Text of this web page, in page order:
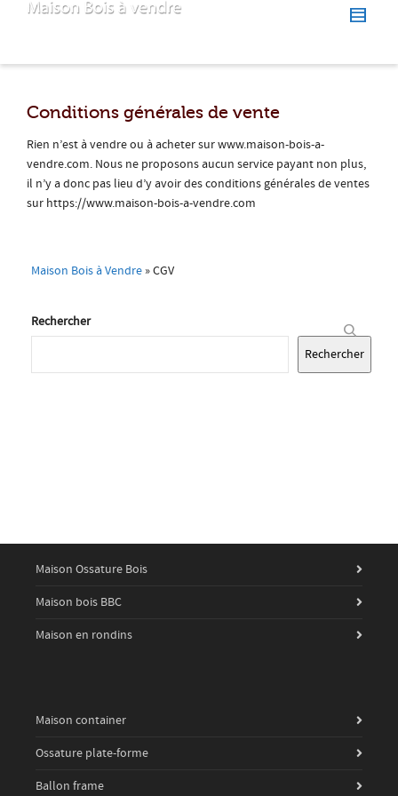
Conditions générales de vente
Rien n’est à vendre ou à acheter sur www.maison-bois-a-
vendre.com. Nous ne proposons aucun service payant non plus,
il n’y a donc pas lieu d’y avoir des conditions générales de ventes
sur https://www.maison-bois-a-vendre.com
Maison Bois à Vendre »CGV
Rechercher
Rechercher
Maison Ossature Bois
Maison bois BBC
Maison en rondins
Maison container
Ossature plate-forme
Ballon frame